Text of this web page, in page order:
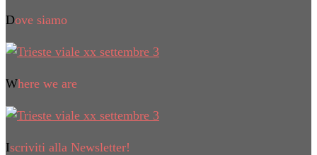
Dove siamo
Where we are
Iscriviti alla Newsletter!